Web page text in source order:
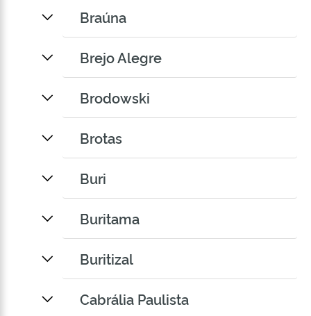
Braúna
Brejo Alegre
Brodowski
Brotas
Buri
Buritama
Buritizal
Cabrália Paulista